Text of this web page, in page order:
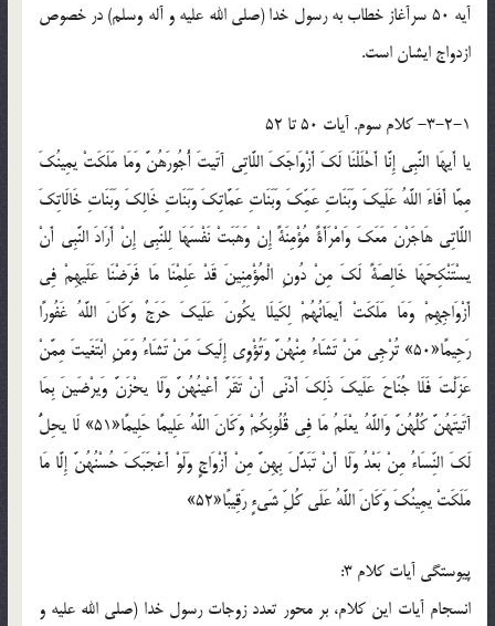
آيه 50 سرآغاز خطاب به رسول خدا (صلي الله عليه و آله وسلم) در خصوص
ازدواج ايشان است.
3-2-1- کلام سوم. آيات 50 تا 52
يا أَيهَا النَّبِي إِنَّا أَحْلَلْنَا لَكَ أَزْوَاجَكَ اللَّاتِي آتَيتَ أُجُورَهُنَّ وَمَا مَلَكَتْ يمِينُكَ
مِمَّا أَفَاءَ اللَّهُ عَلَيكَ وَبَنَاتِ عَمِّكَ وَبَنَاتِ عَمَّاتِكَ وَبَنَاتِ خَالِكَ وَبَنَاتِ خَالَاتِكَ
اللَّاتِي هَاجَرْنَ مَعَكَ وَامْرَأَةً مُؤْمِنَةً إِنْ وَهَبَتْ نَفْسَهَا لِلنَّبِي إِنْ أَرَادَ النَّبِي أَنْ
يسْتَنْكِحَهَا خَالِصَةً لَكَ مِنْ دُونِ الْمُؤْمِنِينَ قَدْ عَلِمْنَا مَا فَرَضْنَا عَلَيهِمْ فِي
أَزْوَاجِهِمْ وَمَا مَلَكَتْ أَيمَانُهُمْ لِكَيلَا يكُونَ عَلَيكَ حَرَجٌ وَكَانَ اللَّهُ غَفُورًا
رَحِيمًا«50» تُرْجِي مَنْ تَشَاءُ مِنْهُنَّ وَتُؤْوِي إِلَيكَ مَنْ تَشَاءُ وَمَنِ ابْتَغَيتَ مِمَّنْ
عَزَلْتَ فَلَا جُنَاحَ عَلَيكَ ذَلِكَ أَدْنَى أَنْ تَقَرَّ أَعْينُهُنَّ وَلَا يحْزَنَّ وَيرْضَينَ بِمَا
آتَيتَهُنَّ كُلُّهُنَّ وَاللَّهُ يعْلَمُ مَا فِي قُلُوبِكُمْ وَكَانَ اللَّهُ عَلِيمًا حَلِيمًا«51» لَا يحِلُّ
لَكَ النِّسَاءُ مِنْ بَعْدُ وَلَا أَنْ تَبَدَّلَ بِهِنَّ مِنْ أَزْوَاجٍ وَلَوْ أَعْجَبَكَ حُسْنُهُنَّ إِلَّا مَا
مَلَكَتْ يمِينُكَ وَكَانَ اللَّهُ عَلَى كُلِّ شَيءٍ رَقِيبًا«52»
پيوستگي آيات کلام 3:
انسجام آيات اين کلام، بر محور تعدد زوجات رسول خدا (صلي الله عليه و